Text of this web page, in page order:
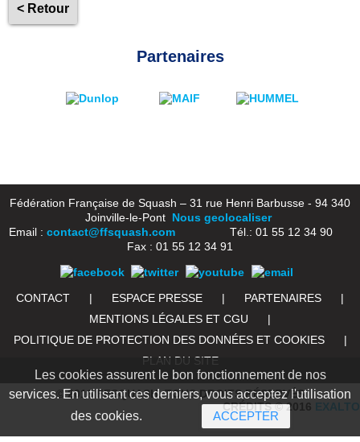
< Retour
Partenaires
Fédération Française de Squash – 31 rue Henri Barbusse - 94 340
Joinville-le-Pont Nous geolocaliser
Email : contact@ffsquash.comTél.: 01 55 12 34 90
Fax : 01 55 12 34 91
CONTACT | ESPACE PRESSE | PARTENAIRES
|
MENTIONS LÉGALES ET CGU
|
POLITIQUE DE PROTECTION DES DONNÉES ET COOKIES
|
PLAN DU SITE
© 2016 FFSQUASH. TOUS DROITS RÉSERVÉS
CRÉDITS © 2016 EXALTO
Les cookies assurent le bon fonctionnement de nos
services. En utilisant ces derniers, vous acceptez l'utilisation
des cookies.
ACCEPTER